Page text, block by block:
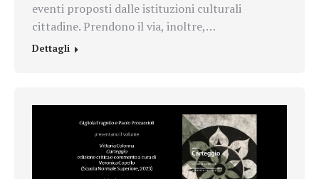
eventi proposti dalle istituzioni culturali
cittadine. Prendono il via, inoltre,…
Dettagli